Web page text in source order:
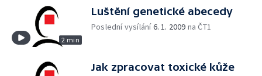
2 min
Luštění genetické abecedy
Poslední vysílání6. 1. 2009 na ČT1
Jak zpracovat toxické kůže